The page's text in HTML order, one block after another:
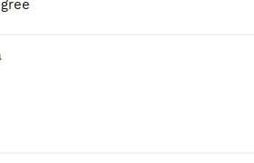
si un cachorro